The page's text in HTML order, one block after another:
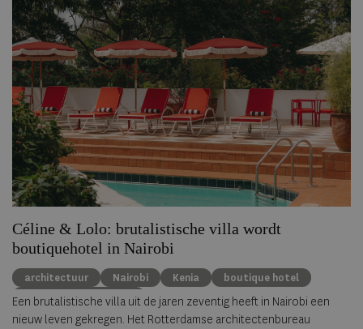
Céline & Lolo: brutalistische villa wordt
boutiquehotel in Nairobi
architectuur Nairobi Kenia
boutique hotel
Powerhouse Company
Een brutalistische villa uit de jaren zeventig heeft in Nairobi een
nieuw leven gekregen. Het Rotterdamse architectenbureau